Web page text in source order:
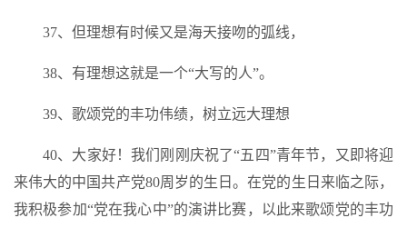
37、但理想有时候又是海天接吻的弧线，
38、有理想这就是一个“大写的人”。
39、歌颂党的丰功伟绩，树立远大理想
40、大家好！我们刚刚庆祝了“五四”青年节，又即将迎
来伟大的中国共产党80周岁的生日。在党的生日来临之际，
我积极参加“党在我心中”的演讲比赛，以此来歌颂党的丰功